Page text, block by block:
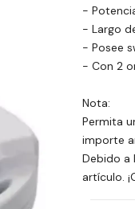
-
- Largo
- Posee
- Con 2
Nota:
Permita
importe
Debido a
artículo.